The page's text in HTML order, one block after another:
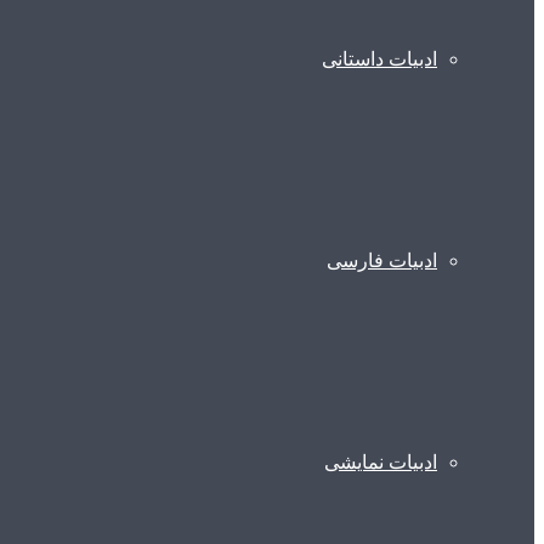
ادبیات داستانی
ادبیات فارسی
ادبیات نمایشی